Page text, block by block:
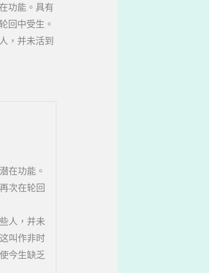
功能。具有
回中受生。
，并未活到
在功能。
次在轮回
人，并未
叫作非时
今生缺乏